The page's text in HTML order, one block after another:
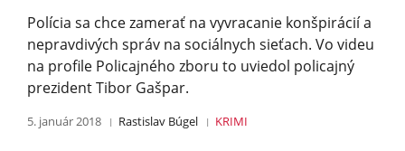
Polícia sa chce zamerať na vyvracanie konšpirácií a
nepravdivých správ na sociálnych sieťach. Vo videu
na profile Policajného zboru to uviedol policajný
prezident Tibor Gašpar.
5. január 2018 Rastislav Búgel KRIMI